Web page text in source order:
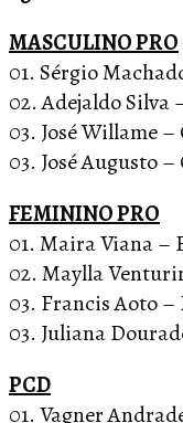
MASCULINO PRO
01. Sérgio
02. Adejaldo Silva
03. José Willame –
03. José Augusto –
FEMININO PRO
01. Maira Viana –
02. Maylla
03. Francis Aoto –
03. Juliana
PCD
01. Vagner